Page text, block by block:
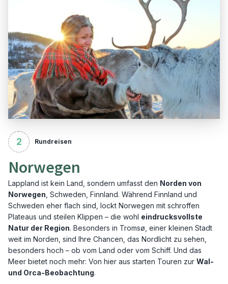
2 Rundreisen
Norwegen
Lappland ist kein Land, sondern umfasst den Norden von
Norwegen , Schweden, Finnland. Während Finnland und
Schweden eher flach sind, lockt Norwegen mit schroffen
Plateaus und steilen Klippen – die wohl eindrucksvollste
Natur der Region. Besonders in Tromsø, einer kleinen Stadt
weit im Norden, sind Ihre Chancen, das Nordlicht zu sehen,
besonders hoch – ob vom Land oder vom Schiff. Und das
Meer bietet noch mehr: Von hier aus starten Touren zur Wal-
und Orca-Beobachtung.